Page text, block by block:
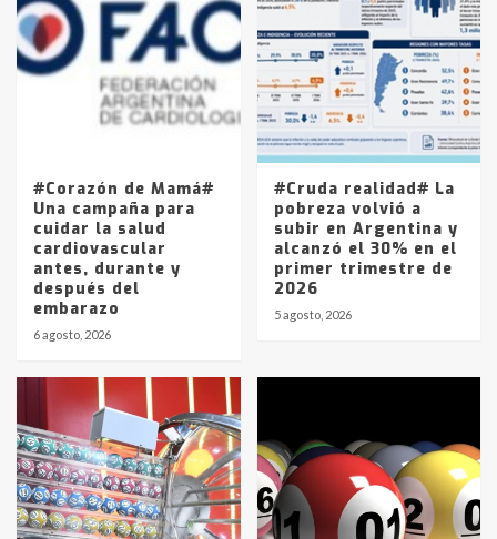
4
joven de Trenque Lauquen
Los precios de los combustibles en
La Pampa, desde YPF hasta Axion
entre 857 a 1338 pesos
#Corazón de Mamá#
Una campaña para
cuidar la salud
cardiovascular
antes, durante y
después del
embarazo
6 agosto, 2026
#Cruda realidad# La
pobreza volvió a
subir en Argentina y
alcanzó el 30% en el
primer trimestre de
2026
5 agosto, 2026